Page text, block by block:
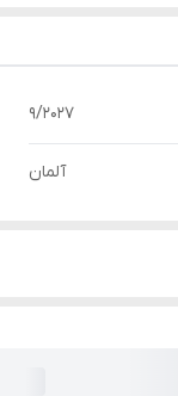
9/2027
آلمان